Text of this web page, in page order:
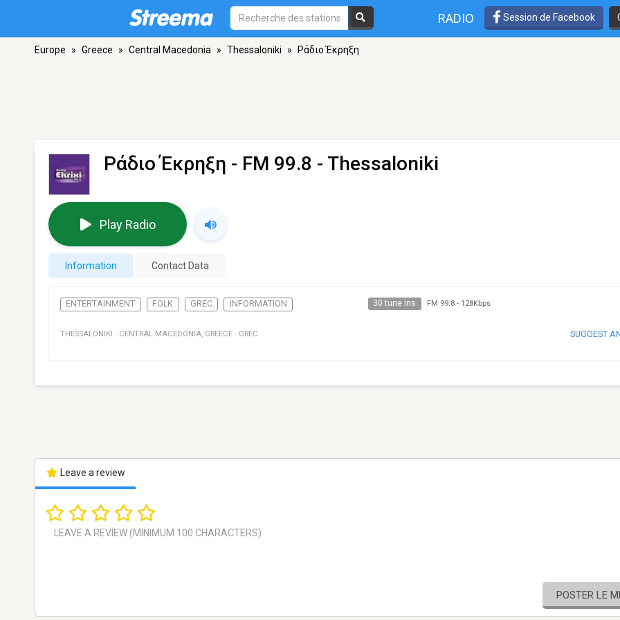
RADIO Session de Facebook
Europe » Greece » Central Macedonia » Thessaloniki » Ράδιο Έκρηξη
Ράδιο Έκρηξη - FM 99.8 - Thessaloniki
Play Radio
Information Contact Data
ENTERTAINMENT FOLK GREC INFORMATION 30 tune ins FM 99.8- 128Kbps
THESSALONIKI · CENTRAL MACEDONIA, GREECE · GREC SUGGEST
Leave a review
POSTER LE